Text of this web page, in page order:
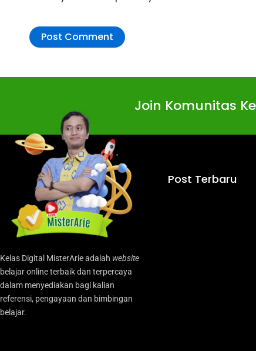
Join Komunitas
Kelas Digital MisterArie adalah website
belajar online terbaik dan terpercaya
dalam menyediakan bagi kalian
referensi, pengayaan dan bimbingan
belajar.
Post Terbaru